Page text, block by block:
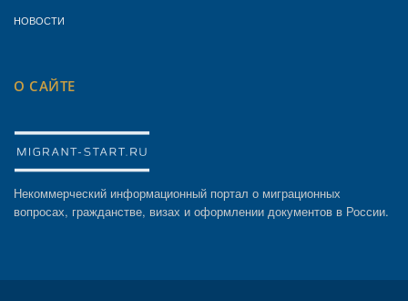
НОВОСТИ
О САЙТЕ
Некоммерческий информационный портал о миграционных
вопросах, гражданстве, визах и оформлении документов в России.